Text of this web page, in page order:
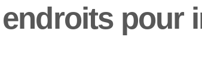
pour